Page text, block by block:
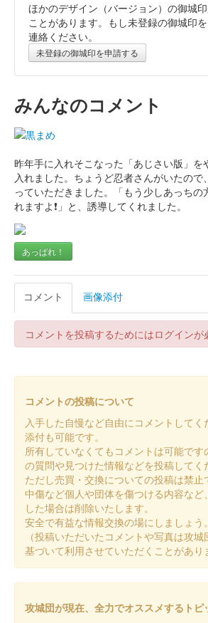
和歌山城 御城印 令和八年 新
販売終了
和歌山城の令和八年・新春版御城印で、追
版。右上の文言は複数パターンがあり、購
言を選べた。
令和八年 和歌山城 御
色 令和八年 新春版
販売終了
令和八年新春版御城印。金色・銀色の2種
販売もあり。
令和八年 和歌山城 御城
色 令和八年 新春版
販売終了
販売もあり。
和歌山城 御城印
「駆ける紀州犬」
販売終了
和歌山城公園動物園で限定販売されている
は印刷、家紋・絵柄は押印の仕様になって
より発売開始。
和歌山城 御城印 築城
紙版
ほかのデザイン（バージョン）の御城
ことがあります。もし未登録の御城印
連絡ください。
未登録の御城印を申請する
みんなのコメント
昨年手に入れそこなった「あじさい版」を
入れました。ちょうど忍者さんがいたので
っていただきました。「もう少しあっちの
れますよ❗」と、誘導してくれました。
あっぱれ！
コメント 画像添付
コメントを投稿するためにはログインが
コメントの投稿について
入手した自慢など自由にコメントして
添付も可能です。
所有していなくてもコメントは可能です
の質問や見つけた情報などを投稿してく
ただし売買・交換についての投稿は禁止
中傷など個人や団体を傷つける内容など
した場合は削除いたします。
安全で有益な情報交換の場にしましょう。
（投稿いただいたコメントや写真は攻城
基づいて利用させていただくことがあり
攻城団が現在、全力でオススメするトピ